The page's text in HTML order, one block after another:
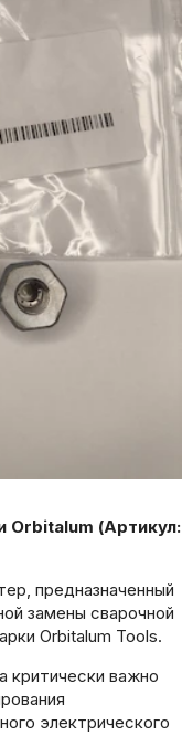
Orbitalum (Артикул:
предназначенный
замены сварочной
Orbitalum Tools.
критически важно
электрического